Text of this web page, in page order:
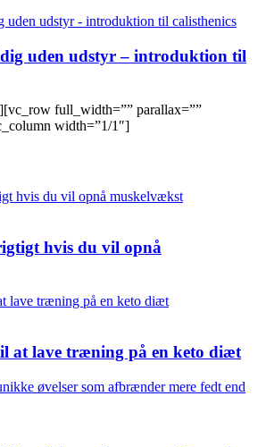
uden udstyr – introduktion til
full_width=”” parallax=””
width=”1/1″]
hvis du vil opnå
at lave træning på en keto diæt